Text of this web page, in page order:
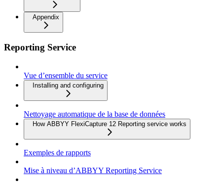
Appendix
Reporting Service
Vue d’ensemble du service
Installing and configuring
Nettoyage automatique de la base de données
How ABBYY FlexiCapture 12 Reporting service works
Exemples de rapports
Mise à niveau d’ABBYY Reporting Service